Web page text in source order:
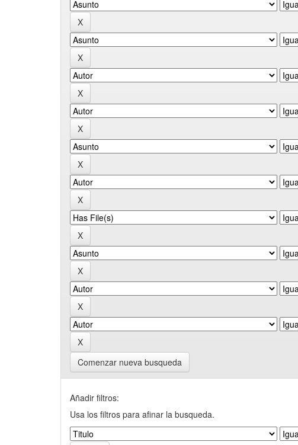
Comenzar nueva busqueda
Añadir filtros:
Usa los filtros para afinar la busqueda.